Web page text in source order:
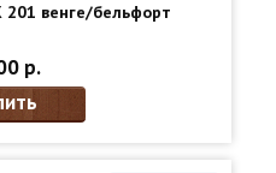
венге/бельфорт
р.